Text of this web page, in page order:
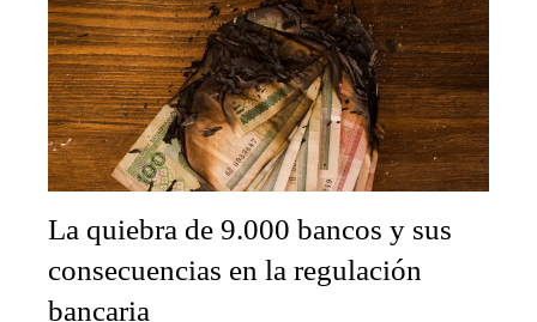
La quiebra de 9.000 bancos y sus
consecuencias en la regulación
bancaria